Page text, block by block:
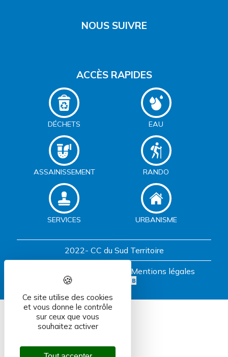
NOUS SUIVRE
ACCÈS RAPIDES
DÉCHETS EAU
ASSAINISSEMENT RANDO
SERVICES URBANISME
2022- CC du Sud Territoire
Mentions légales
Ce site utilise des cookies
et vous donne le contrôle
sur ceux que vous
souhaitez activer